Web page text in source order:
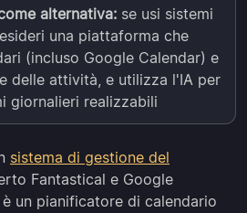
alternativa: se usi sistemi
una piattaforma che
(incluso Google Calendar) e
delle attività, e utilizza l'IA per
giornalieri realizzabili
sistema di gestione del
Fantastical e Google
un pianificatore di calendario